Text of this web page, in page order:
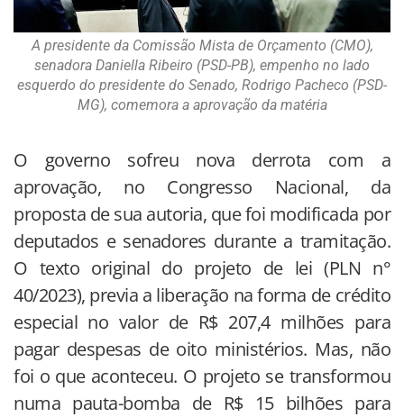
A presidente da Comissão Mista de Orçamento (CMO),
senadora Daniella Ribeiro (PSD-PB), empenho no lado
esquerdo do presidente do Senado, Rodrigo Pacheco (PSD-
MG), comemora a aprovação da matéria
O governo sofreu nova derrota com a
aprovação, no Congresso Nacional, da
proposta de sua autoria, que foi modificada por
deputados e senadores durante a tramitação.
O texto original do projeto de lei (PLN n°
40/2023), previa a liberação na forma de crédito
especial no valor de R$ 207,4 milhões para
pagar despesas de oito ministérios. Mas, não
foi o que aconteceu. O projeto se transformou
numa pauta-bomba de R$ 15 bilhões para